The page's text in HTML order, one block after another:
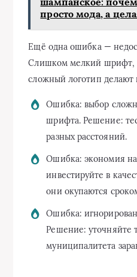
просто мода, а
Ещё одна ошибка —
Слишком мелкий шрифт,
сложный логотип делают
Ошибка: выбор
шрифта. Решение:
разных расстояний.
Ошибка: экономия
инвестируйте в
они окупаются
Ошибка:
Решение: уточняйте
муниципалитета